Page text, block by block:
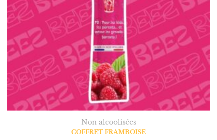
Non alcoolisées
COFFRET FRAMBOISE